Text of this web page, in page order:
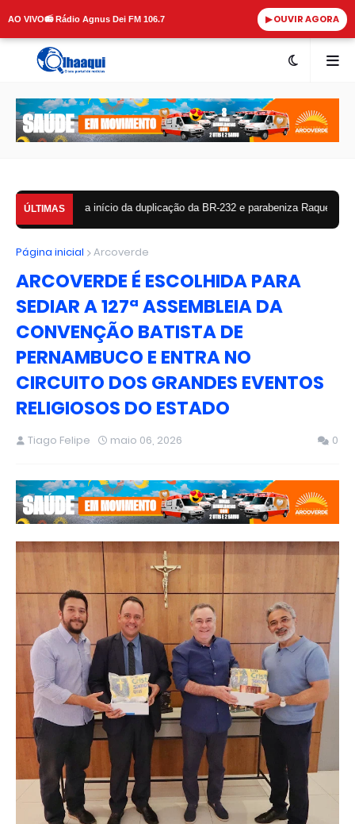
AO VIVO📻 Rádio Agnus Dei FM 106.7 ▶ OUVIR AGORA
ÚLTIMAS
início da duplicação da BR-232 e parabeniza Raquel Lyra por obra
Página inicial Arcoverde
ARCOVERDE É ESCOLHIDA PARA
SEDIAR A 127ª ASSEMBLEIA DA
CONVENÇÃO BATISTA DE
PERNAMBUCO E ENTRA NO
CIRCUITO DOS GRANDES EVENTOS
RELIGIOSOS DO ESTADO
Tiago Felipe maio 06, 2026 0